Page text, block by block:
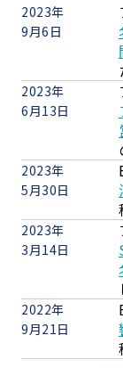
2023年
9月6日
2023年
6月13日
2023年
5月30日
2023年
3月14日
2022年
9月21日